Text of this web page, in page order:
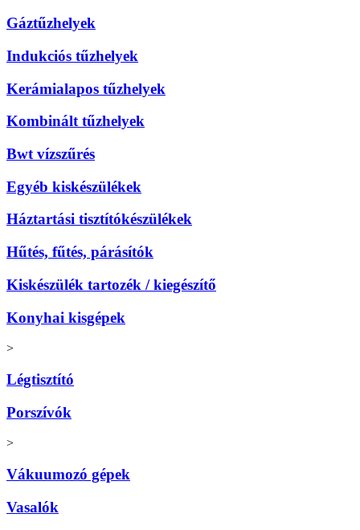
Gáztűzhelyek
Indukciós tűzhelyek
Kerámialapos tűzhelyek
Kombinált tűzhelyek
Bwt vízszűrés
Egyéb kiskészülékek
Háztartási tisztítókészülékek
Hűtés, fűtés, párásítók
Kiskészülék tartozék / kiegészítő
Konyhai kisgépek
>
Légtisztító
Porszívók
>
Vákuumozó gépek
Vasalók